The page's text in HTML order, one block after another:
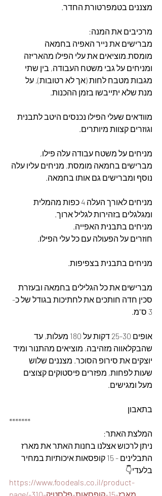
מצננים בטמפרטורת החדר.
מרכיבים את המנה:
מברישים את נייר האפיה בחמאה
מומסת.מוציאים את עלי הפילו מהאריזה
ומניחים על גבי משטח העבודה, בין שתי
מגבות מטבח לחות (אך לא רטובות), על
מנת שלא יתייבשו בזמן ההכנות.
מוודאים שעלי הפילו נכנסים היטב לתבנית
וגוזרים קצוות מיותרים.
מניחים על משטח עבודה עלה פילו,
מברישים בחמאה מומסת, מניחים עליו עלה
נוסף ומברישים גם אותו בחמאה.
מניחים לאורך העלה 4 כפות מהמלית
ומגלגלים בזהירות לגליל ארוך.
מניחים בתבנית האפייה.
חוזרים על הפעולה עם כל עלי הפילו.
מניחים בתבנית בצפיפות.
מברישים את כל הגלילים בחמאה ובעזרת
סכין חדה חותכים את לחתיכות בגודל של כ-
3 ס"מ.
אופים 25-30 דקות על 180 מעלות, עד
שהבקלאווה מזהיבה. מוציאים מהתנור ומיד
יוצקים את סירופ הסוכר. מצננים שלוש
שעות לפחות, מפזרים פיסטוקים קצוצים
מעל ומגישים.
בתאבון
*******
המלצת האתר:
ניתן לרכוש אצלנו בחנות האתר את מארז
התבלינים - 15 קופסאות איכותיות במחיר
בלעדי👇
https://www.foodeals.co.il/product-